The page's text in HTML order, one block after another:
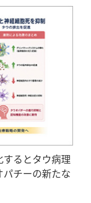
るとタウ病理
チーの新たな